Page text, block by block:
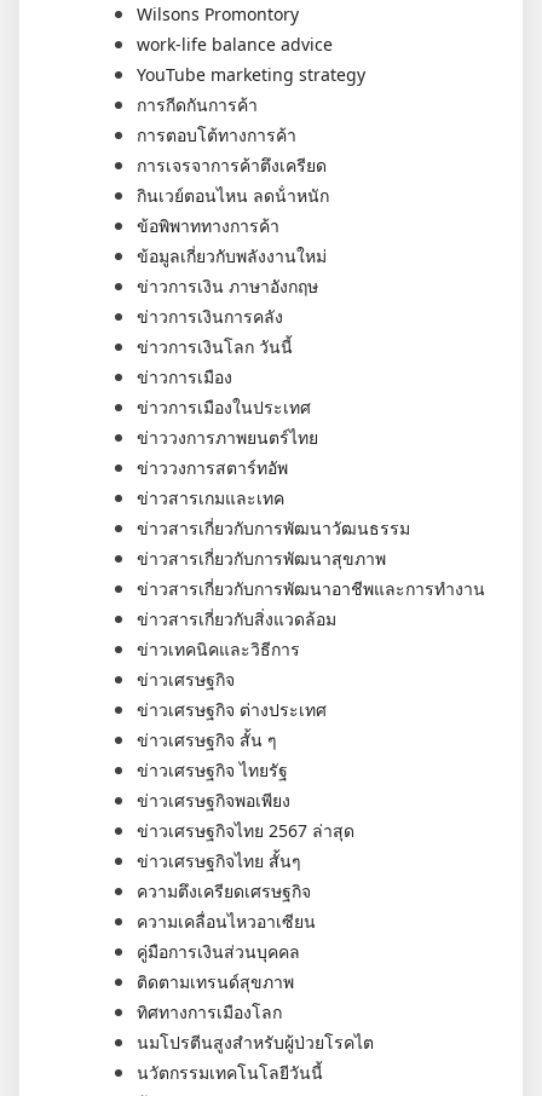
Wilsons Promontory
work-life balance advice
YouTube marketing strategy
การกีดกันการค้า
การตอบโต้ทางการค้า
การเจรจาการค้าตึงเครียด
กินเวย์ตอนไหน ลดน้ําหนัก
ข้อพิพาททางการค้า
ข้อมูลเกี่ยวกับพลังงานใหม่
ข่าวการเงิน ภาษาอังกฤษ
ข่าวการเงินการคลัง
ข่าวการเงินโลก วันนี้
ข่าวการเมือง
ข่าวการเมืองในประเทศ
ข่าววงการภาพยนตร์ไทย
ข่าววงการสตาร์ทอัพ
ข่าวสารเกมและเทค
ข่าวสารเกี่ยวกับการพัฒนาวัฒนธรรม
ข่าวสารเกี่ยวกับการพัฒนาสุขภาพ
ข่าวสารเกี่ยวกับการพัฒนาอาชีพและการทำงาน
ข่าวสารเกี่ยวกับสิ่งแวดล้อม
ข่าวเทคนิคและวิธีการ
ข่าวเศรษฐกิจ
ข่าวเศรษฐกิจ ต่างประเทศ
ข่าวเศรษฐกิจ สั้น ๆ
ข่าวเศรษฐกิจ ไทยรัฐ
ข่าวเศรษฐกิจพอเพียง
ข่าวเศรษฐกิจไทย 2567 ล่าสุด
ข่าวเศรษฐกิจไทย สั้นๆ
ความตึงเครียดเศรษฐกิจ
ความเคลื่อนไหวอาเซียน
คู่มือการเงินส่วนบุคคล
ติดตามเทรนด์สุขภาพ
ทิศทางการเมืองโลก
นมโปรตีนสูงสำหรับผู้ป่วยโรคไต
นวัตกรรมเทคโนโลยีวันนี้